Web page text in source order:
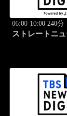
06:00-10:00 240分
ストレートニ